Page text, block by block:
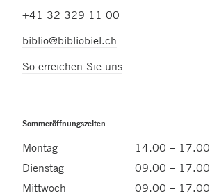
+41 32 329 11 00
biblio@bibliobiel.ch
So erreichen Sie uns
Sommeröffnungszeiten
Montag
14.00 – 17.00
Dienstag
09.00 – 17.00
Mittwoch
09.00 – 17.00